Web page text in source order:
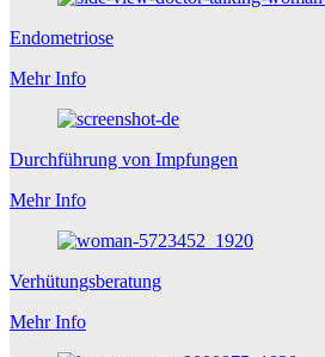
Endometriose
Mehr Info
Durchführung von Impfungen
Mehr Info
Verhütungsberatung
Mehr Info